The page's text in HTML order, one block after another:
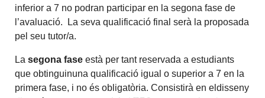
inferior a 7 no podran participar en la segona fase de
l’avaluació. La seva qualificació final serà la proposada
pel seu tutor/a.
Lasegona fase està per tant reservada a estudiants
que obtinguinuna qualificació igual o superior a 7 en la
primera fase, i no és obligatòria. Consistirà en eldisseny